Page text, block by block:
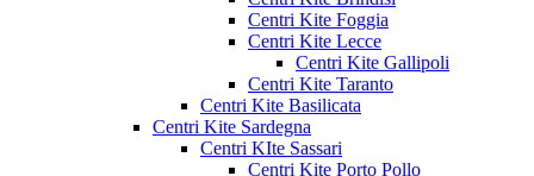
Centri Kite Foggia
Centri Kite Lecce
Centri Kite Gallipoli
Centri Kite Taranto
Centri Kite Basilicata
Centri Kite Sardegna
Centri KIte Sassari
Centri Kite Porto Pollo